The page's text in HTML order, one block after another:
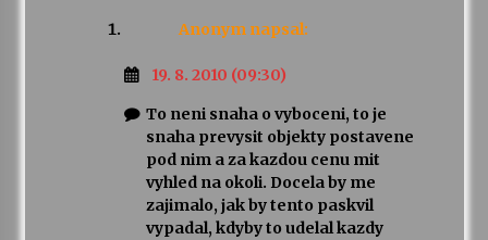
Anonym napsal:
19. 8. 2010 (09:30)
To neni snaha o vyboceni, to je
snaha prevysit objekty postavene
pod nim a za kazdou cenu mit
vyhled na okoli. Docela by me
zajimalo, jak by tento paskvil
vypadal, kdyby to udelal kazdy